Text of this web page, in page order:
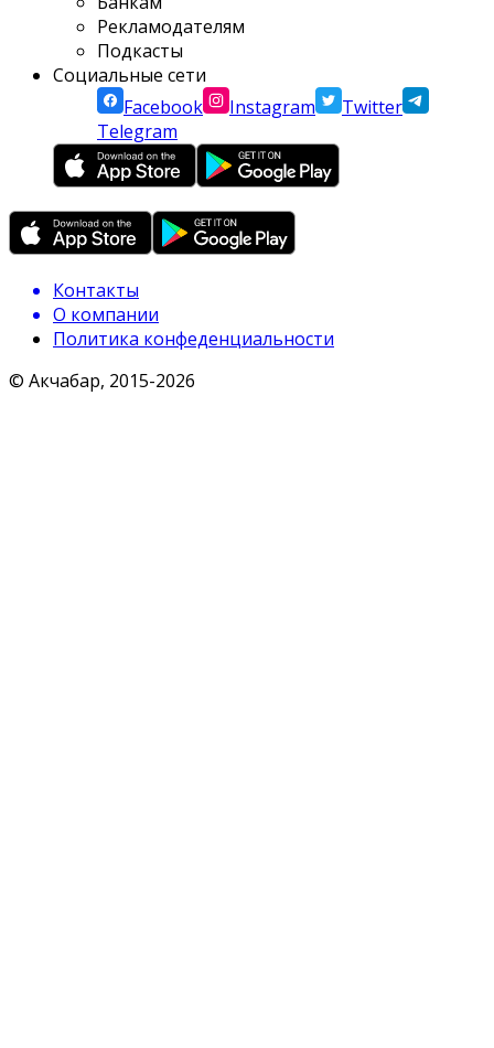
Рекламодателям
Подкасты
Социальные сети
Facebook
Instagram
Twitter
Telegram
Контакты
О компании
Политика конфеденциальности
© Акчабар, 2015-2026